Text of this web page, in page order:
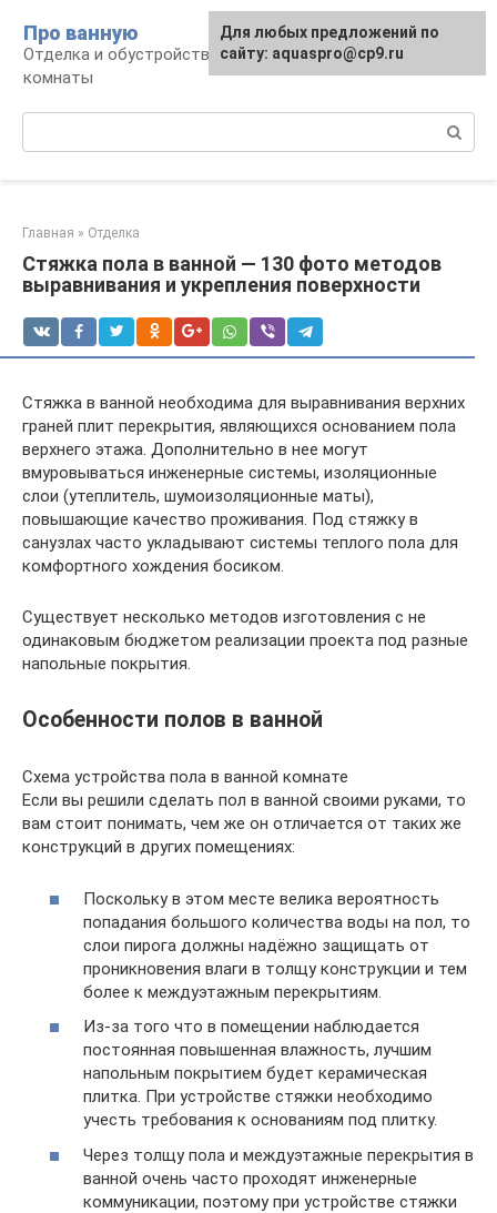
контенту
Про ванную
Отделка и обустройство современной ванной
комнаты
Главная » Отделка
Стяжка пола в ванной — 130 фото методов
выравнивания и укрепления поверхности
Стяжка в ванной необходима для выравнивания верхних
граней плит перекрытия, являющихся основанием пола
верхнего этажа. Дополнительно в нее могут
вмуровываться инженерные системы, изоляционные
слои (утеплитель, шумоизоляционные маты),
повышающие качество проживания. Под стяжку в
санузлах часто укладывают системы теплого пола для
комфортного хождения босиком.
Существует несколько методов изготовления с не
одинаковым бюджетом реализации проекта под разные
напольные покрытия.
Особенности полов в ванной
Схема устройства пола в ванной комнате
Если вы решили сделать пол в ванной своими руками, то
вам стоит понимать, чем же он отличается от таких же
конструкций в других помещениях:
Поскольку в этом месте велика вероятность
попадания большого количества воды на пол, то
слои пирога должны надёжно защищать от
проникновения влаги в толщу конструкции и тем
более к междуэтажным перекрытиям.
Из-за того что в помещении наблюдается
постоянная повышенная влажность, лучшим
напольным покрытием будет керамическая
плитка. При устройстве стяжки необходимо
учесть требования к основаниям под плитку.
Через толщу пола и междуэтажные перекрытия в
ванной очень часто проходят инженерные
коммуникации, поэтому при устройстве стяжки
Для любых предложений по
сайту: aquaspro@cp9.ru